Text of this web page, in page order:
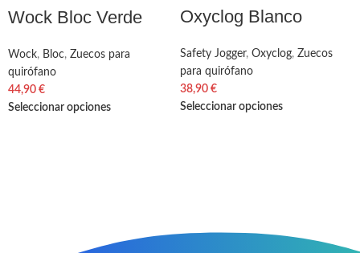
Wock Bloc Verde
Wock, Bloc, Zuecos para
quirófano
44,90 €
Seleccionar opciones
Oxyclog Blanco
Safety Jogger, Oxyclog, Zuecos
para quirófano
38,90 €
Seleccionar opciones